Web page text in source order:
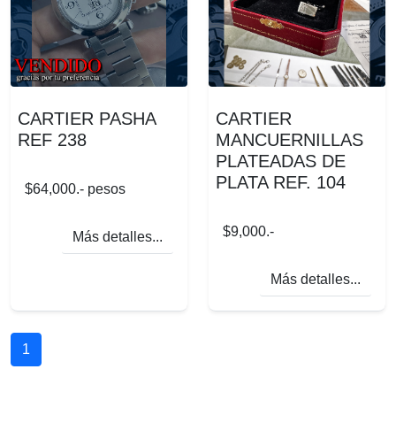
CARTIER PASHA
REF 238
$64,000.- pesos
Más detalles...
CARTIER
MANCUERNILLAS
PLATEADAS DE
PLATA REF. 104
$9,000.-
Más detalles...
1